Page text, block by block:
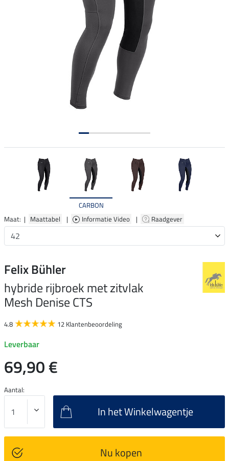
CARBON
Maat: | Maattabel | Informatie Video | Raadgever
Felix Bühler
hybride rijbroek met zitvlak
Mesh Denise CTS
4.8 12 Klantenbeoordeling
Leverbaar
69,90 €
Aantal:
In het Winkelwagentje
Nu kopen